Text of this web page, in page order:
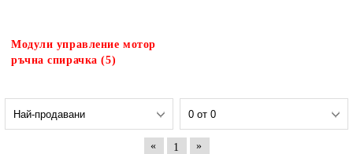
Модули управление мотор
ръчна спирачка (5)
« 1 »